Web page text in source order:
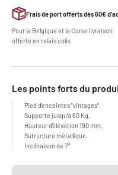
Frais de port offerts dès 60€
Pour la Belgique et la Corse livraison
offerte en relais colis
Les points forts du
Pied d'enceintes "vintages",
Supporte jusqu'à 60 Kg,
Hauteur d'élévation 190 mm,
Sutructure métallique,
Inclinaison de 7°